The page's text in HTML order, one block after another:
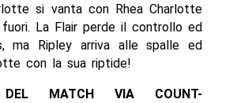
si vanta con Rhea Charlotte
La Flair perde il controllo ed
ma Ripley arriva alle spalle ed
con la sua riptide!
DEL MATCH VIA COUNT-